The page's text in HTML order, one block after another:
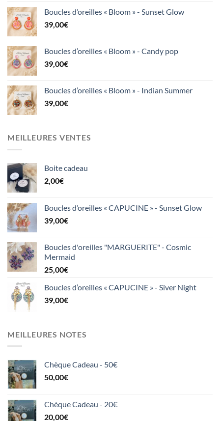
Boucles d’oreilles « Bloom » - Sunset Glow
39,00€
Boucles d’oreilles « Bloom » - Candy pop
39,00€
Boucles d’oreilles « Bloom » - Indian Summer
39,00€
MEILLEURES VENTES
Boite cadeau
2,00€
Boucles d’oreilles « CAPUCINE » - Sunset Glow
39,00€
Boucles d'oreilles "MARGUERITE" - Cosmic
Mermaid
25,00€
Boucles d’oreilles « CAPUCINE » - Siver Night
39,00€
MEILLEURES NOTES
Chèque Cadeau - 50€
50,00€
Chèque Cadeau - 20€
20,00€